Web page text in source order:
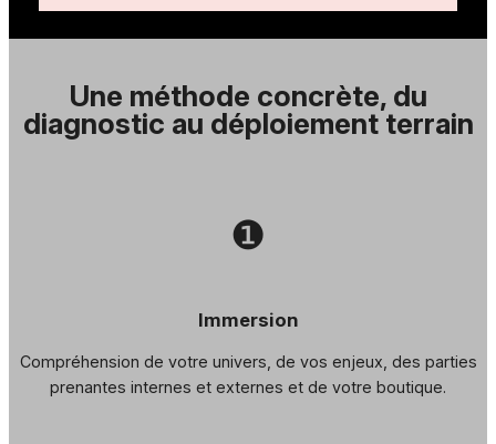
Une méthode concrète, du
diagnostic au déploiement terrain
❶
Immersion
Compréhension de votre univers, de vos enjeux, des parties
prenantes internes et externes et de votre boutique.